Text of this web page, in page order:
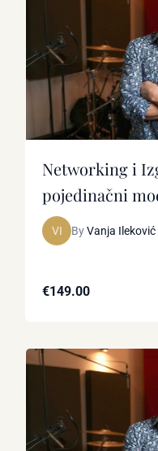
Networking i
pojedinačni
VI ByVanja Ileković
€149.00